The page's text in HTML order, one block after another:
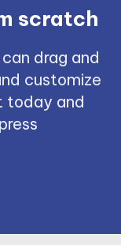
scratch
drag and
customize
today and